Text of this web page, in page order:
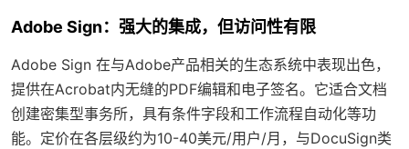
Adobe Sign：强大的集成，但访问性有限
Adobe Sign 在与Adobe产品相关的生态系统中表现出色，
提供在Acrobat内无缝的PDF编辑和电子签名。它适合文档
创建密集型事务所，具有条件字段和工作流程自动化等功
能。定价在各层级约为10-40美元/用户/月，与DocuSign类